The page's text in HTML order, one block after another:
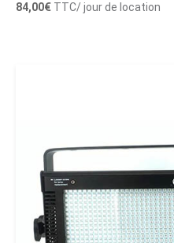
84,00€ TTC/ jour de location